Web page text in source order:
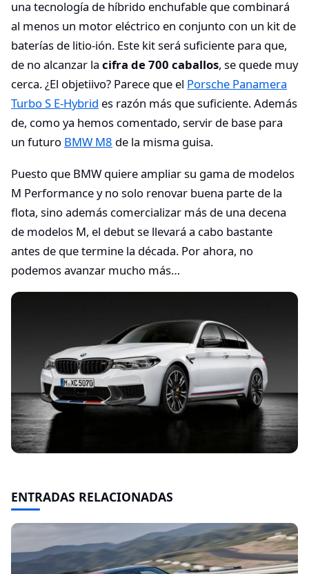
una tecnología de híbrido enchufable que combinará
al menos un motor eléctrico en conjunto con un kit de
baterías de litio-ión. Este kit será suficiente para que,
de no alcanzar la cifra de 700 caballos, se quede muy
cerca. ¿El objetiivo? Parece que el Porsche Panamera
Turbo S E-Hybrid es razón más que suficiente. Además
de, como ya hemos comentado, servir de base para
un futuro BMW M8 de la misma guisa.
Puesto que BMW quiere ampliar su gama de modelos
M Performance y no solo renovar buena parte de la
flota, sino además comercializar más de una decena
de modelos M, el debut se llevará a cabo bastante
antes de que termine la década. Por ahora, no
podemos avanzar mucho más…
ENTRADAS RELACIONADAS